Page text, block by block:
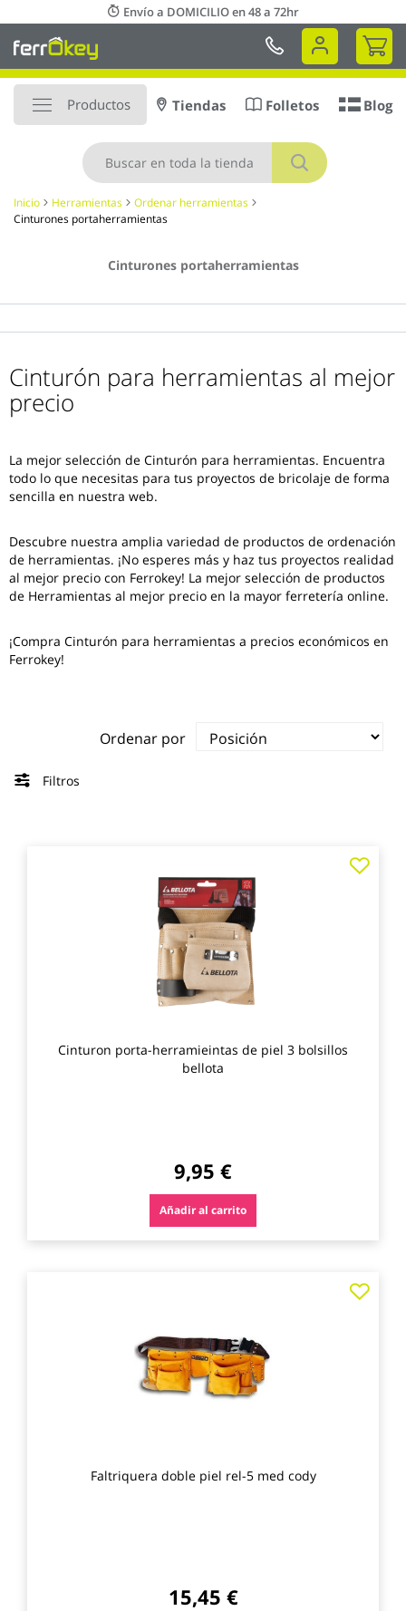
al
contenido
Envío a DOMICILIO en 48 a 72hr
Mi
Productos
Buscar
Tiendas Folletos Blog
Inicio Herramientas
Ordenar herramientas
Cinturones portaherramientas
Cinturones portaherramientas
Cinturón para herramientas al mejor
precio
La mejor selección de Cinturón para herramientas. Encuentra
todo lo que necesitas para tus proyectos de bricolaje de forma
sencilla en nuestra web.
Descubre nuestra amplia variedad de productos de ordenación
de herramientas. ¡No esperes más y haz tus proyectos realidad
al mejor precio con Ferrokey! La mejor selección de productos
de Herramientas al mejor precio en la mayor ferretería online.
¡Compra Cinturón para herramientas a precios económicos en
Ferrokey!
Ordenar por
Filtros
Cinturon porta-herramieintas de piel 3 bolsillos
bellota
9,95 €
Añadir al carrito
Faltriquera doble piel rel-5 med cody
15,45 €